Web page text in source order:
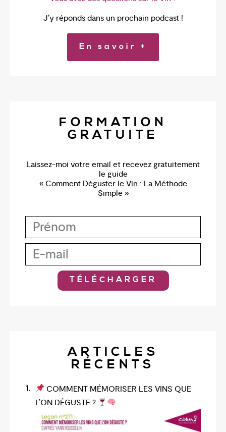
J’y réponds dans un prochain podcast !
En savoir +
FORMATION
GRATUITE
Laissez-moi votre email et recevez gratuitement
le guide
« Comment Déguster le Vin : La Méthode
Simple »
TÉLÉCHARGER
ARTICLES
RÉCENTS
COMMENT MÉMORISER LES VINS QUE
L’ON DÉGUSTE ?